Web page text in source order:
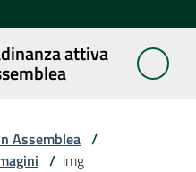
attiva
Assemblea /
/ img